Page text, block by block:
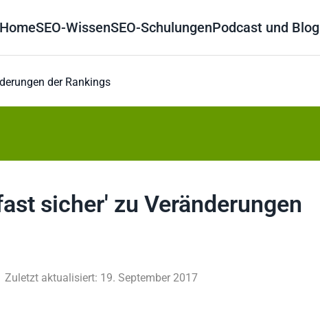
HomeSEO-WissenSEO-SchulungenPodcast und Blog
der Rankings
sicher' zu Veränderungen
Zuletzt aktualisiert: 19. September 2017